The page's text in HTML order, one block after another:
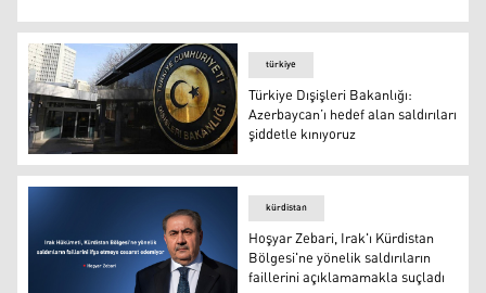
Irak Savunma Bakanlığı: Mahmur'da ordu birliklerini
Türkiye Dışişleri Bakanlığı
türkiye
Türkiye Dışişleri Bakanlığı:
Azerbaycan’ı hedef alan saldırıları
şiddetle kınıyoruz
kürdistan
Hoşyar Zebari, Irak'ı Kürdistan
Bölgesi'ne yönelik saldırıların
faillerini açıklamamakla suçladı